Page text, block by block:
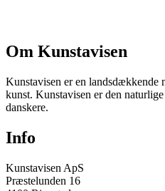
Om Kunstavisen
Kunstavisen er en landsdækkende
kunst. Kunstavisen er den
danskere.
Info
Kunstavisen ApS
Præstelunden 16